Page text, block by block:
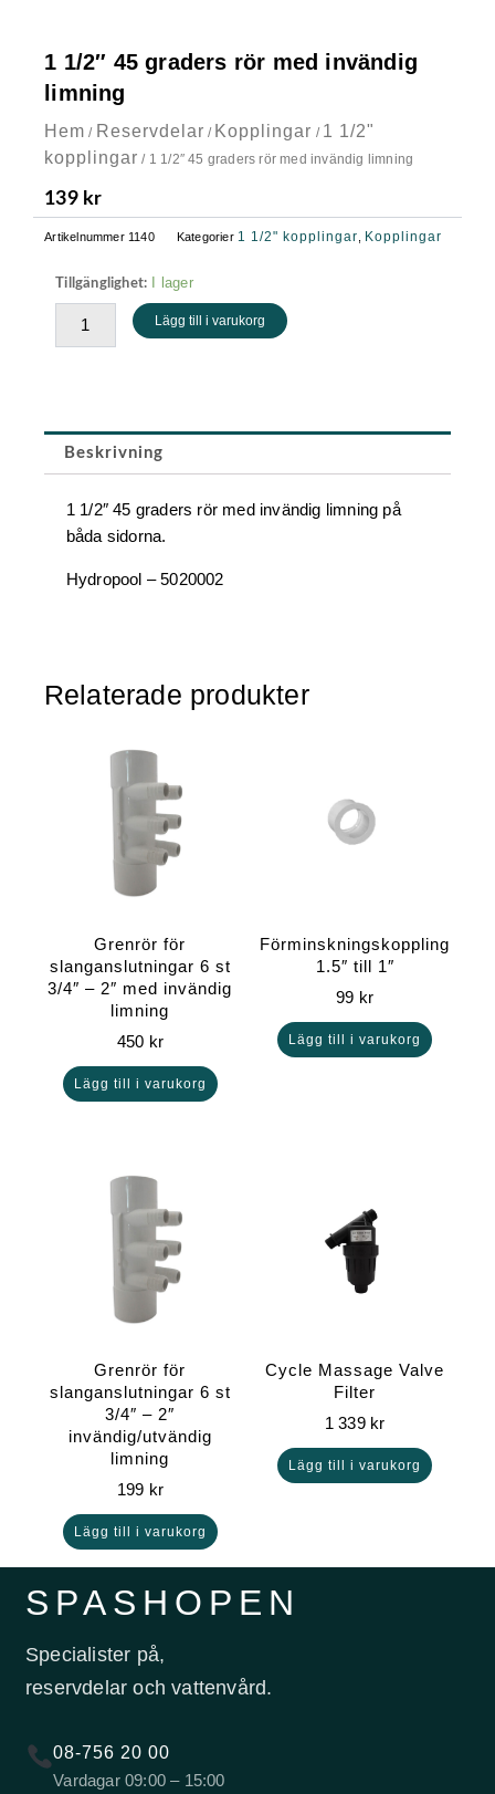
1 1/2″ 45 graders rör med invändig
limning
Hem / Reservdelar / Kopplingar / 1 1/2"
kopplingar / 1 1/2″ 45 graders rör med invändig limning
139 kr
Artikelnummer 1140 Kategorier 1 1/2" kopplingar Kopplingar
Tillgänglighet: I lager
1
1/2"
graders
limning
mängd
Lägg till i varukorg
Beskrivning
1 1/2″ 45 graders rör med invändig limning på
båda sidorna.
Hydropool – 5020002
Relaterade produkter
Grenrör för
slanganslutningar 6 st
3/4″ – 2″ med invändig
limning
450 kr
Lägg till i varukorg
Förminskningskoppling
1.5″ till 1″
99 kr
Lägg till i varukorg
Grenrör för
slanganslutningar 6 st
3/4″ – 2″
invändig/utvändig
limning
199 kr
Lägg till i varukorg
Cycle Massage Valve
Filter
1 339 kr
Lägg till i varukorg
SPASHOPEN
Specialister på,
reservdelar och vattenvård.
08-756 20 00
Vardagar 09:00 – 15:00